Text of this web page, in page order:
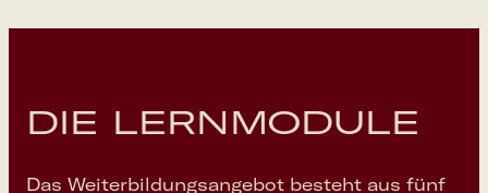
DIE LERNMODULE
Das Weiterbildungsangebot besteht aus fünf